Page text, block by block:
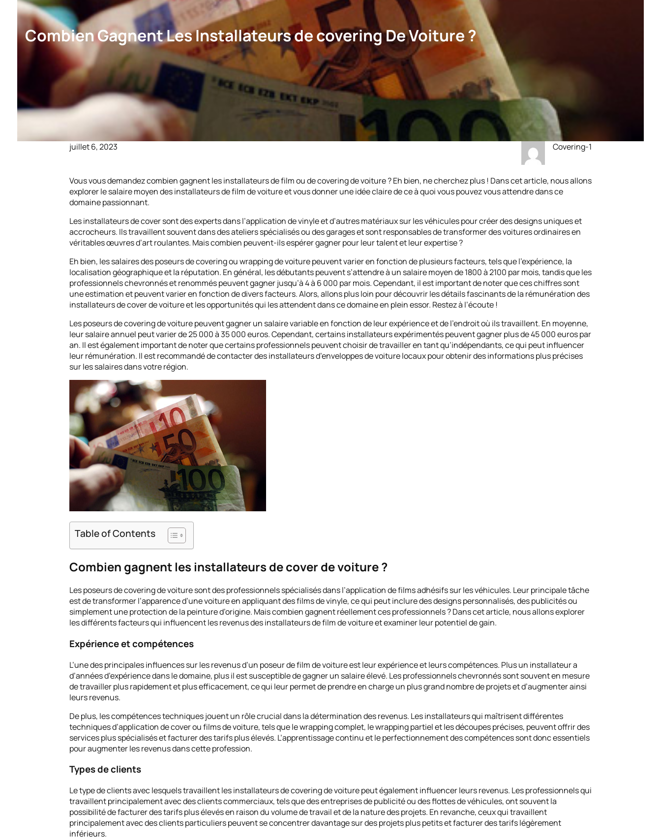
Combien Gagnent Les Installateurs de covering De Voiture ?
juillet 6, 2023 Covering-1
Vous vous demandez combien gagnent les installateurs de film ou de covering de voiture ? Eh bien, ne cherchez plus ! Dans cet article, nous allons
explorer le salaire moyen des installateurs de film de voiture et vous donner une idée claire de ce à quoi vous pouvez vous attendre dans ce
domaine passionnant.
Les installateurs de cover sont des experts dans l’application de vinyle et d’autres matériaux sur les véhicules pour créer des designs uniques et
accrocheurs. Ils travaillent souvent dans des ateliers spécialisés ou des garages et sont responsables de transformer des voitures ordinaires en
véritables œuvres d’art roulantes. Mais combien peuvent-ils espérer gagner pour leur talent et leur expertise ?
Eh bien, les salaires des poseurs de covering ou wrapping de voiture peuvent varier en fonction de plusieurs facteurs, tels que l’expérience, la
localisation géographique et la réputation. En général, les débutants peuvent s’attendre à un salaire moyen de 1800 à 2100 par mois, tandis que les
professionnels chevronnés et renommés peuvent gagner jusqu’à 4 à 6 000 par mois. Cependant, il est important de noter que ces chiffres sont
une estimation et peuvent varier en fonction de divers facteurs. Alors, allons plus loin pour découvrir les détails fascinants de la rémunération des
installateurs de cover de voiture et les opportunités qui les attendent dans ce domaine en plein essor. Restez à l’écoute !
Les poseurs de covering de voiture peuvent gagner un salaire variable en fonction de leur expérience et de l’endroit où ils travaillent. En moyenne,
leur salaire annuel peut varier de 25 000 à 35 000 euros. Cependant, certains installateurs expérimentés peuvent gagner plus de 45 000 euros par
an. Il est également important de noter que certains professionnels peuvent choisir de travailler en tant qu’indépendants, ce qui peut influencer
leur rémunération. Il est recommandé de contacter des installateurs d’enveloppes de voiture locaux pour obtenir des informations plus précises
sur les salaires dans votre région.
Table of Contents
Combien gagnent les installateurs de cover de voiture ?
Les poseurs de covering de voiture sont des professionnels spécialisés dans l’application de films adhésifs sur les véhicules. Leur principale tâche
est de transformer l’apparence d’une voiture en appliquant des films de vinyle, ce qui peut inclure des designs personnalisés, des publicités ou
simplement une protection de la peinture d’origine. Mais combien gagnent réellement ces professionnels ? Dans cet article, nous allons explorer
les différents facteurs qui influencent les revenus des installateurs de film de voiture et examiner leur potentiel de gain.
Expérience et compétences
L’une des principales influences sur les revenus d’un poseur de film de voiture est leur expérience et leurs compétences. Plus un installateur a
d’années d’expérience dans le domaine, plus il est susceptible de gagner un salaire élevé. Les professionnels chevronnés sont souvent en mesure
de travailler plus rapidement et plus efficacement, ce qui leur permet de prendre en charge un plus grand nombre de projets et d’augmenter ainsi
leurs revenus.
De plus, les compétences techniques jouent un rôle crucial dans la détermination des revenus. Les installateurs qui maîtrisent différentes
techniques d’application de cover ou films de voiture, tels que le wrapping complet, le wrapping partiel et les découpes précises, peuvent offrir des
services plus spécialisés et facturer des tarifs plus élevés. L’apprentissage continu et le perfectionnement des compétences sont donc essentiels
pour augmenter les revenus dans cette profession.
Types de clients
Le type de clients avec lesquels travaillent les installateurs de covering de voiture peut également influencer leurs revenus. Les professionnels qui
travaillent principalement avec des clients commerciaux, tels que des entreprises de publicité ou des flottes de véhicules, ont souvent la
possibilité de facturer des tarifs plus élevés en raison du volume de travail et de la nature des projets. En revanche, ceux qui travaillent
principalement avec des clients particuliers peuvent se concentrer davantage sur des projets plus petits et facturer des tarifs légèrement
inférieurs.